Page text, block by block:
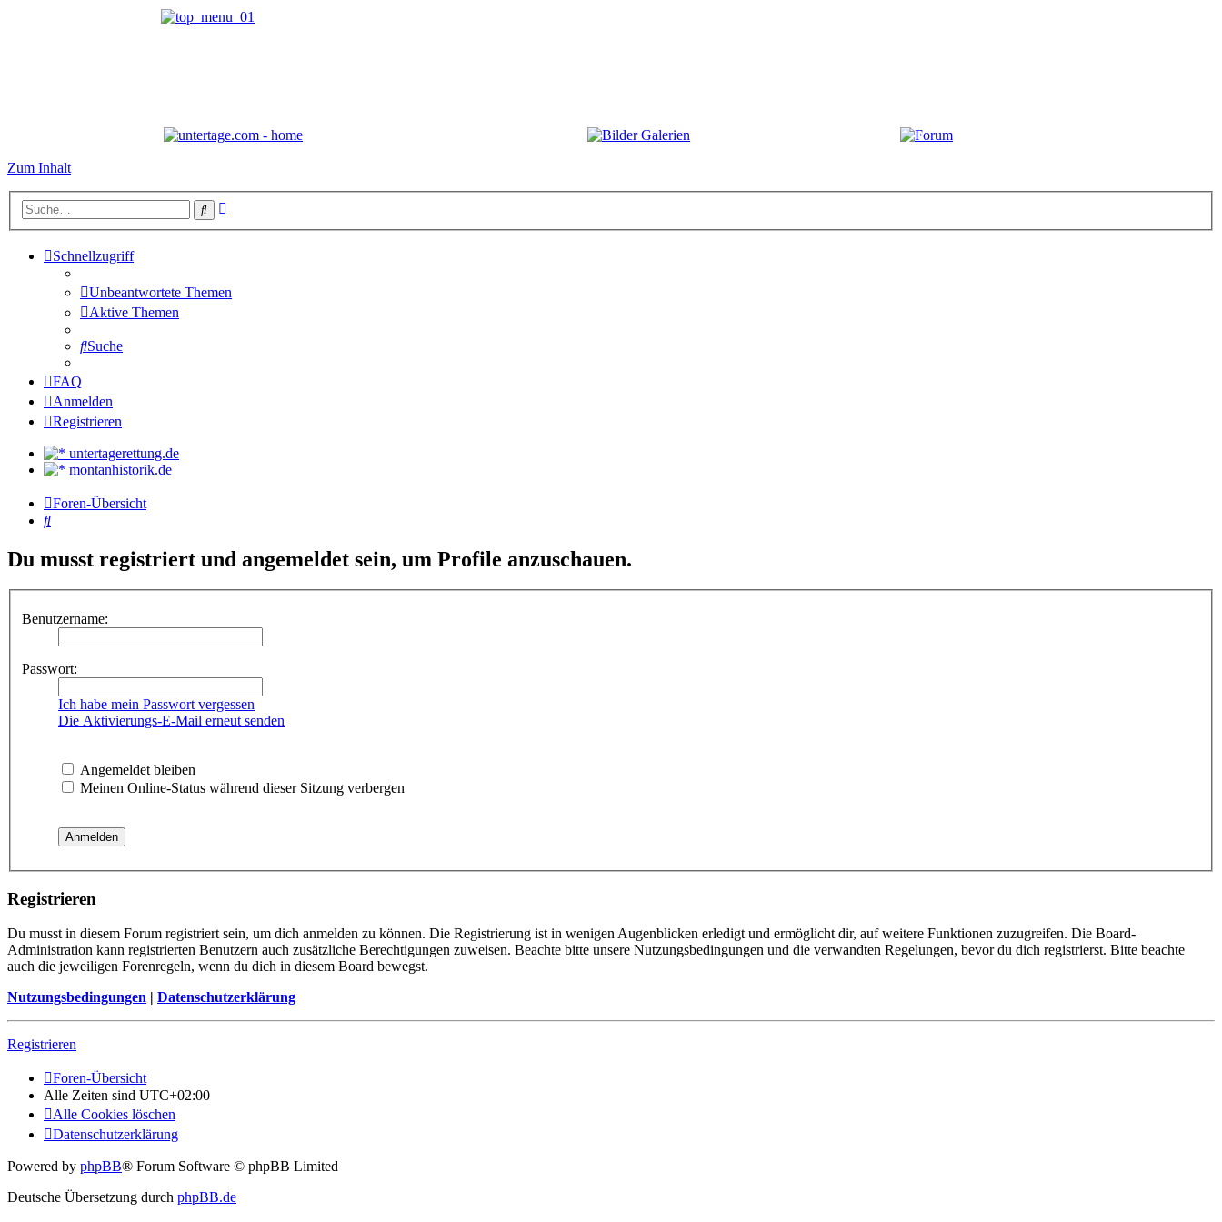
Zum Inhalt
Suche
Schnellzugriff
Unbeantwortete Themen
Aktive Themen
Suche
FAQ
Anmelden
Registrieren
untertagerettung.de
montanhistorik.de
Foren-Übersicht
Suche
Du musst registriert und angemeldet sein, um Profile anzuschauen.
Benutzername:
Passwort:
Ich habe mein Passwort vergessen
Die Aktivierungs-E-Mail erneut senden
Angemeldet bleiben
Meinen Online-Status während dieser Sitzung verbergen
Registrieren
Du musst in diesem Forum registriert sein, um dich anmelden zu können. Die Registrierung ist in wenigen Augenblicken erledigt und ermöglicht dir, auf weitere Funktionen zuzugreifen. Die Board-
Administration kann registrierten Benutzern auch zusätzliche Berechtigungen zuweisen. Beachte bitte unsere Nutzungsbedingungen und die verwandten Regelungen, bevor du dich registrierst. Bitte beachte
auch die jeweiligen Forenregeln, wenn du dich in diesem Board bewegst.
Nutzungsbedingungen | Datenschutzerklärung
Registrieren
Foren-Übersicht
Alle Zeiten sind UTC+02:00
Alle Cookies löschen
Datenschutzerklärung
Powered by phpBB® Forum Software © phpBB Limited
Deutsche Übersetzung durch phpBB.de